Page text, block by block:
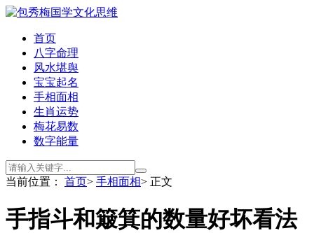
首页
八字命理
风水堪舆
宝宝起名
手相面相
生肖运势
梅花易数
数字能量
当前位置： 首页> 手相面相> 正文
手指斗和簸箕的数量好坏看法